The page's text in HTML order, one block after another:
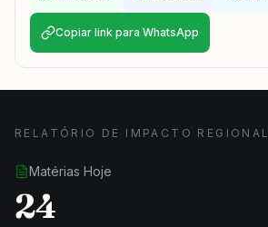
Copiar link para WhatsApp
RELATÓRIO DE IMPACTO REGIONAL
Matérias Hoje
24